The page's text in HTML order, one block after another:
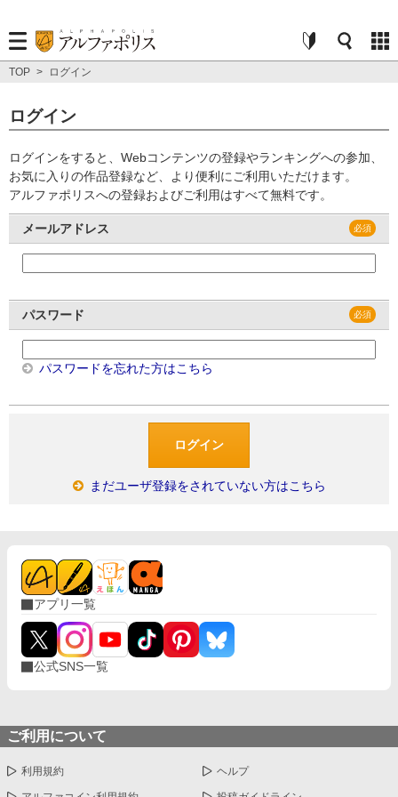
TOP > ログイン
ログイン
ログインをすると、Webコンテンツの登録やランキングへの参加、
お気に入りの作品登録など、より便利にご利用いただけます。
アルファポリスへの登録およびご利用はすべて無料です。
メールアドレス
パスワード
パスワードを忘れた方はこちら
まだユーザ登録をされていない方はこちら
アプリ一覧
公式SNS一覧
ご利用について
利用規約 ヘルプ